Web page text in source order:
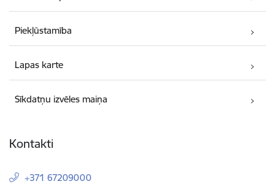
Piekļūstamība
Lapas karte
Sīkdatņu izvēles maiņa
Kontakti
+371 67209000